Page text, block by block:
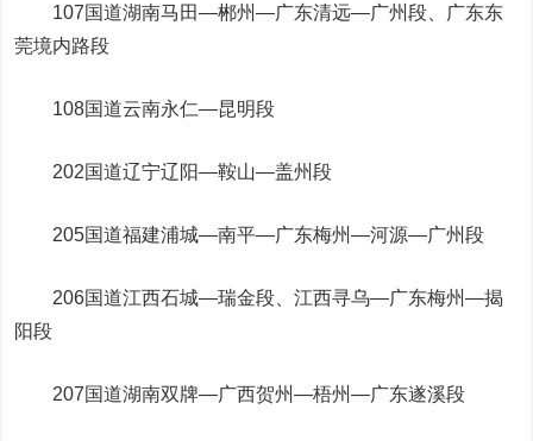
107国道湖南马田—郴州—广东清远—广州段、广东东
莞境内路段
108国道云南永仁—昆明段
202国道辽宁辽阳—鞍山—盖州段
205国道福建浦城—南平—广东梅州—河源—广州段
206国道江西石城—瑞金段、江西寻乌—广东梅州—揭
阳段
207国道湖南双牌—广西贺州—梧州—广东遂溪段